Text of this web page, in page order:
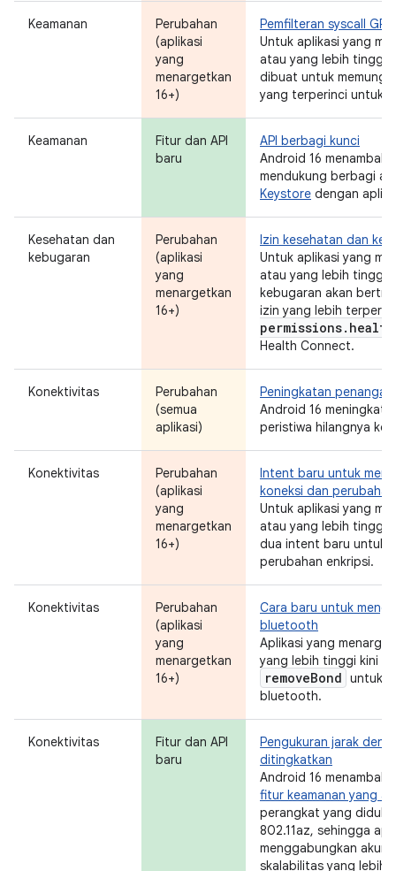
Keamanan
Perubahan
(aplikasi
yang
menargetkan
16+)
Pemfilteran syscall GPU
Untuk aplikasi yang
atau yang lebih tinggi,
dibuat untuk
yang terperinci untuk
Keamanan
Fitur dan API
baru
API berbagi kunci
Android 16
mendukung berbagi
Keystore dengan
Kesehatan dan
kebugaran
Perubahan
(aplikasi
yang
menargetkan
16+)
Izin kesehatan dan
Untuk aplikasi yang
atau yang lebih tinggi,
kebugaran akan
izin yang lebih
permissions. health
Health Connect.
Konektivitas
Perubahan
(semua
aplikasi)
Peningkatan
Android 16
peristiwa hilangnya
Konektivitas
Perubahan
(aplikasi
yang
menargetkan
16+)
Intent baru untuk
koneksi dan
Untuk aplikasi yang
atau yang lebih tinggi,
dua intent baru untuk
perubahan enkripsi.
Konektivitas
Perubahan
(aplikasi
yang
menargetkan
16+)
Cara baru untuk
bluetooth
Aplikasi yang
yang lebih tinggi kini
removeBond untuk
bluetooth.
Konektivitas
Fitur dan API
baru
Pengukuran jarak
ditingkatkan
Android 16
fitur keamanan yang
perangkat yang
802.11az, sehingga
menggabungkan
skalabilitas yang lebih